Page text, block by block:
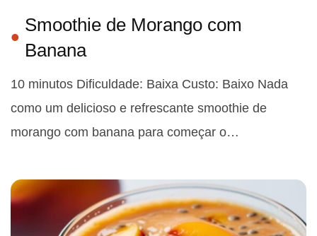
Smoothie de Morango com
Banana
10 minutos Dificuldade: Baixa Custo: Baixo Nada
como um delicioso e refrescante smoothie de
morango com banana para começar o…